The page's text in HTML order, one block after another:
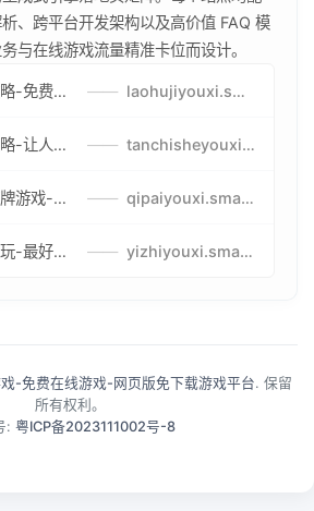
、跨平台开发架构以及高价值 FAQ 模
与在线游戏流量精准卡位而设计。
老虎机游戏攻略-免费试玩的老虎机游戏-老虎机游戏币兑换方式 —— laohujiyouxi.smartwatchmanufacturer.cn
贪吃蛇游戏策略-让人头大的贪吃蛇游戏-贪吃蛇游戏攻略指南 —— tanchisheyouxicelv.smartwatchmanufacturer.cn
比较好玩的棋牌游戏-高难度棋牌游戏-棋牌游戏到底怎么玩 —— qipaiyouxi.smartwatchmanufacturer.cn
益智游戏免费玩-最好的益智游戏-有趣的益智游戏策略 —— yizhiyouxi.smartwatchmanufacturer.cn
-免费在线游戏-网页版免下载游戏平台. 保留
所有权利。
: 粤ICP备2023111002号-8